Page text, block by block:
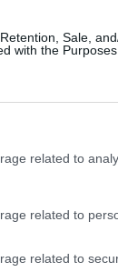
Sale,
with the
related to
related to
related to